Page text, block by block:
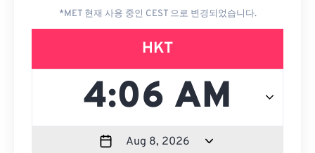
*MET 현재 사용 중인 CEST 으로 변경되었습니다.
HKT